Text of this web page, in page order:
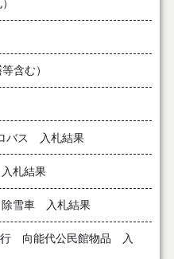
含む）
バス 入札結果
札結果
雪車 入札結果
行 向能代公民館物品 入